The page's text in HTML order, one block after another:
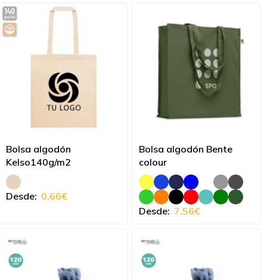
Bolsa algodón
Kelso140g/m2
Desde: 0,66€
Bolsa algodón Bente
colour
Desde: 7,56€